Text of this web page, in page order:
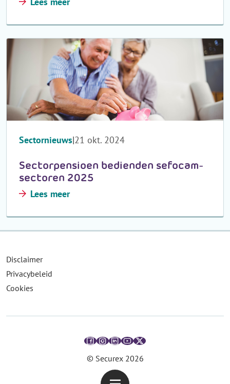
Sectornieuws 21 okt. 2024
Sectorpensioen bedienden sefocam-
sectoren 2025
Lees meer
© Securex 2026
Disclaimer
Privacybeleid
Cookies